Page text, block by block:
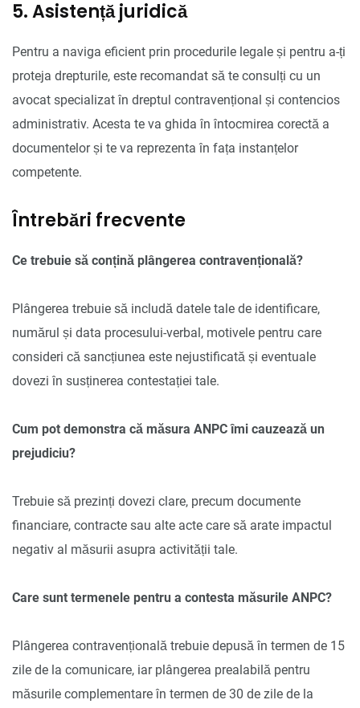
5. Asistență juridică
Pentru a naviga eficient prin procedurile legale și pentru a-ți
proteja drepturile, este recomandat să te consulți cu un
avocat specializat în dreptul contravențional și contencios
administrativ. Acesta te va ghida în întocmirea corectă a
documentelor și te va reprezenta în fața instanțelor
competente.
Întrebări frecvente
Ce trebuie să conțină plângerea contravențională?
Plângerea trebuie să includă datele tale de identificare,
numărul și data procesului-verbal, motivele pentru care
consideri că sancțiunea este nejustificată și eventuale
dovezi în susținerea contestației tale.
Cum pot demonstra că măsura ANPC îmi cauzează un
prejudiciu?
Trebuie să prezinți dovezi clare, precum documente
financiare, contracte sau alte acte care să arate impactul
negativ al măsurii asupra activității tale.
Care sunt termenele pentru a contesta măsurile ANPC?
Plângerea contravențională trebuie depusă în termen de 15
zile de la comunicare, iar plângerea prealabilă pentru
măsurile complementare în termen de 30 de zile de la